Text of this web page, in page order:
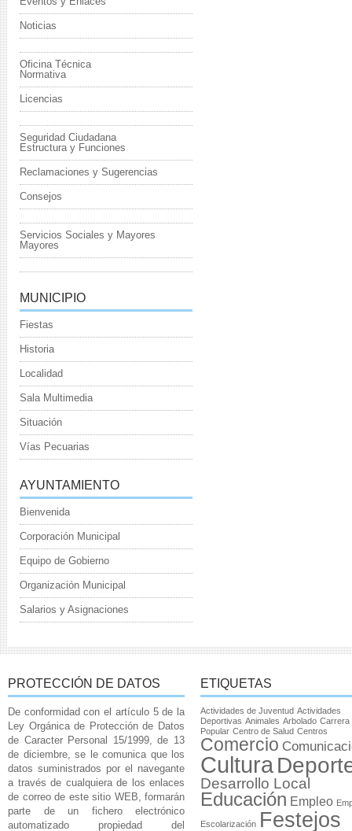
Noticias
Oficina Técnica
Normativa
Licencias
Seguridad Ciudadana
Estructura y Funciones
Reclamaciones y Sugerencias
Consejos
Servicios Sociales y Mayores
Mayores
MUNICIPIO
Fiestas
Historia
Localidad
Sala Multimedia
Situación
Vías Pecuarias
AYUNTAMIENTO
Bienvenida
Corporación Municipal
Equipo de Gobierno
Organización Municipal
Salarios y Asignaciones
PROTECCIÓN DE DATOS
De conformidad con el artículo 5 de la
Ley Orgánica de Protección de Datos
de Caracter Personal 15/1999, de 13
de diciembre, se le comunica que los
datos suministrados por el navegante
a través de cualquiera de los enlaces
de correo de este sitio WEB, formarán
parte de un fichero electrónico
automatizado propiedad del
ETIQUETAS
Actividades de Juventud Actividades
Deportivas Animales Arbolado Carrera
Popular Centro de Salud Centros
Comercio
Cultura
Desarrollo Local
Educación Empleo
Escolarización Festejos